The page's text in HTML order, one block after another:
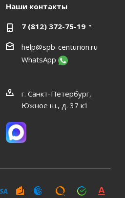
Наши контакты
7 (812) 372-75-19
help@spb-centurion.ru
WhatsApp
г. Санкт-Петербург,
Южное ш., д. 37 к1